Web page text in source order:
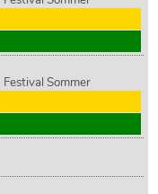
Sommer